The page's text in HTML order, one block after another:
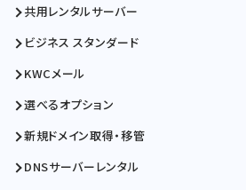
共用レンタルサーバー
ビジネス スタンダード
KWCメール
選べるオプション
新規ドメイン取得・移管
DNSサーバーレンタル